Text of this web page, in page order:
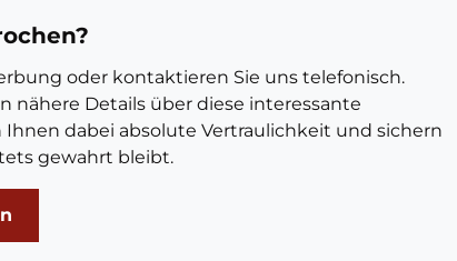
oder kontaktieren Sie uns telefonisch.
nähere Details über diese interessante
Ihnen dabei absolute Vertraulichkeit und sichern
gewahrt bleibt.